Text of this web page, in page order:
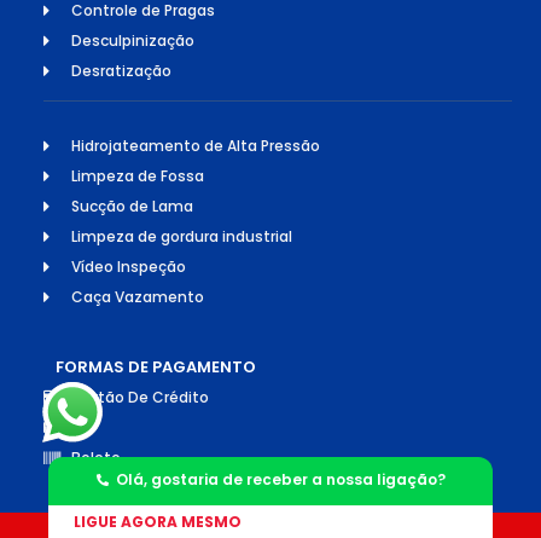
Controle de Pragas
Desculpinização
Desratização
Hidrojateamento de Alta Pressão
Limpeza de Fossa
Sucção de Lama
Limpeza de gordura industrial
Vídeo Inspeção
Caça Vazamento
FORMAS DE PAGAMENTO
Cartão De Crédito
Pix
Boleto
Olá, gostaria de receber a nossa ligação?
LIGUE AGORA MESMO